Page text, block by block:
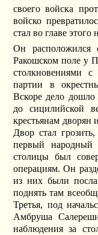
своего войска
войско
стал во главе
Он расположился
Ракошском поле у
столкновениями
партии в
Вскоре дело
до сицилийской
крестьянам дворян
Двор стал
первый народный
столицы был
операциям. Он
из них были
поднять там
Третья, под
Амбруша
наблюдения за